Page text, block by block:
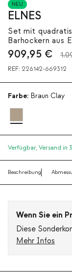
NEU
ELNES
Set mit
Barhockern aus
909,95 €
REF: 226142-669312
Farbe: Braun Clay
Verfügbar, Versand in
Beschreibung
Wenn Sie ein
Diese
Mehr Infos